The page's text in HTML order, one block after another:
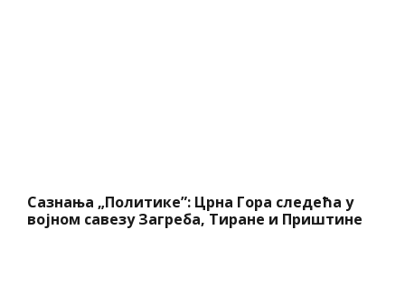
Сазнања „Политике”: Црна Гора следећа у
војном савезу Загреба, Тиране и Приштине